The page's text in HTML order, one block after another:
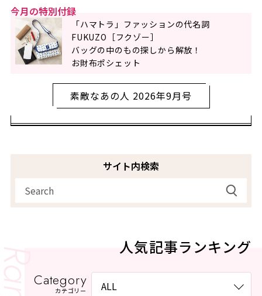
今月の特別付録
「ハマトラ」ファッションの代名詞
FUKUZO［フクゾー］
バッグの中のもの探しから解放！
お財布ポシェット
素敵なあの人 2026年9月号
サイト内検索
人気記事ランキング
Category
カテゴリー